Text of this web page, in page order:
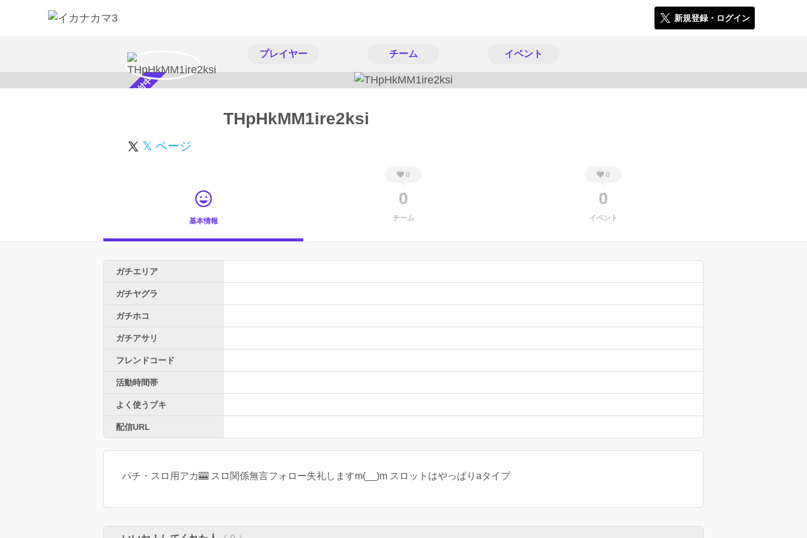
新規登録・ログイン
プレイヤー チーム イベント
スカウト受付中 THpHkMM1ire2ksi
𝕏 ページ
基本情報
0
0
チーム
0
0
イベント
ガチエリア
ガチヤグラ
ガチホコ
ガチアサリ
フレンドコード
活動時間帯
よく使うブキ
配信URL
パチ・スロ用アカ🎰 スロ関係無言フォロー失礼しますm(__)m スロットはやっぱりaタイプ